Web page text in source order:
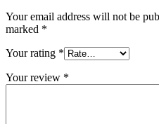
Your email address will not be
marked *
Your rating *
Your review *